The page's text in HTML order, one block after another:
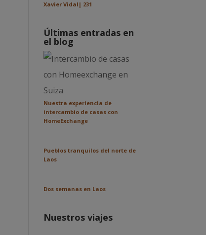
Xavier Vidal| 231
Últimas entradas en
el blog
Nuestra experiencia de
intercambio de casas con
HomeExchange
Pueblos tranquilos del norte de
Laos
Dos semanas en Laos
Nuestros viajes